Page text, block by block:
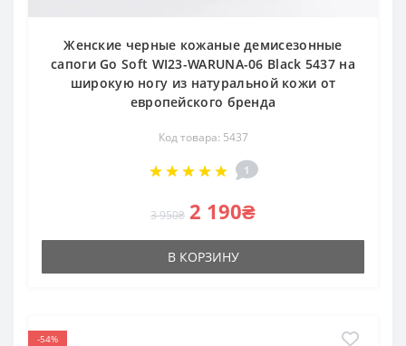
Женские черные кожаные демисезонные
сапоги Go Soft WI23-WARUNA-06 Black 5437 на
широкую ногу из натуральной кожи от
европейского бренда
Код товара: 5437
1
3 950₴ 2 190₴
В КОРЗИНУ
-54%